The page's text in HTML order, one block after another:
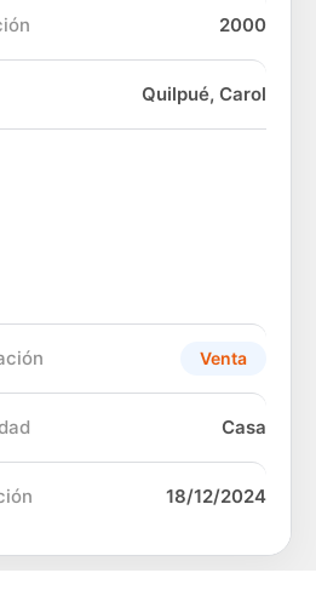
2000
Quilpué, Carol
Venta
Casa
18/12/2024